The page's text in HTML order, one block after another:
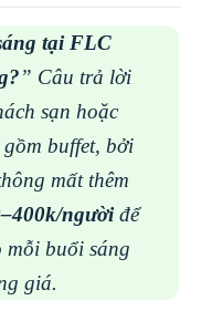
tại FLC
” Câu trả lời
sạn hoặc
buffet, bởi
mất thêm
ngườiđể
mỗi buổi sáng
giá.